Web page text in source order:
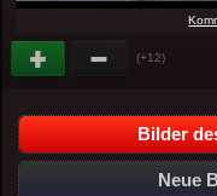
(+12)
Bilder
Neue